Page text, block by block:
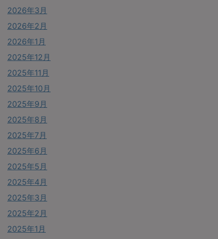
2026年3月
2026年2月
2026年1月
2025年12月
2025年11月
2025年10月
2025年9月
2025年8月
2025年7月
2025年6月
2025年5月
2025年4月
2025年3月
2025年2月
2025年1月